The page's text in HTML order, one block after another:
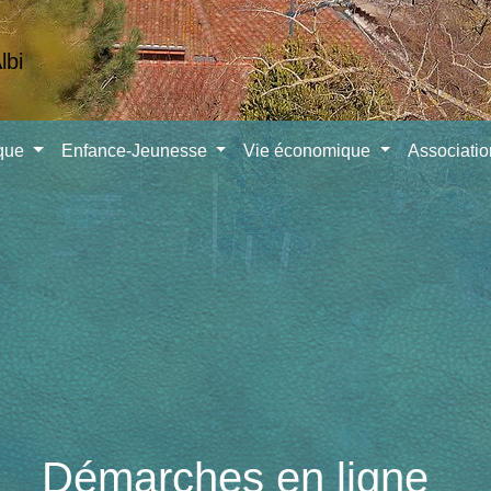
Enfance-Jeunesse Vie économique
Démarches en ligne